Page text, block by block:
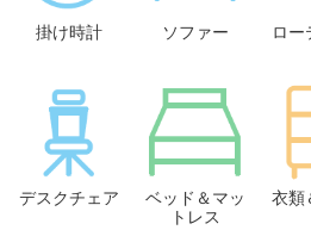
掛け時計 ソファー ロー
デスクチェア
ベッド＆マッ
トレス
衣類